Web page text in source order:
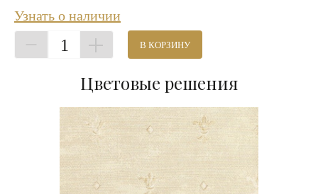
Узнать о наличии
1 В КОРЗИНУ
Цветовые решения